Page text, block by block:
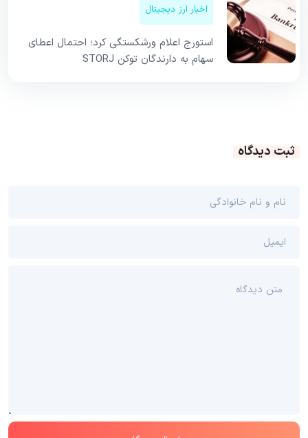
اخبار ارز دیجیتال
استورج اعلام ورشکستگی کرد؛ احتمال اعطای
سهام به دارندگان توکن STORJ
ثبت دیدگاه